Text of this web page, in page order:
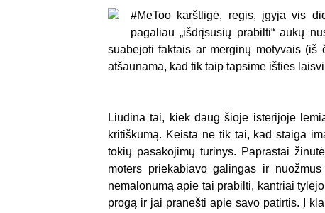
#MeToo karštligė, regis, įgyja vis
pagaliau „išdrįsusių prabilti“ aukų
suabejoti faktais ar merginų motyvais
atšaunama, kad tik taip tapsime išties
Liūdina tai, kiek daug šioje isterijoje
kritiškumą. Keista ne tik tai, kad staiga
tokių pasakojimų turinys. Paprastai
moters priekabiavo galingas ir
nemalonumą apie tai prabilti, kantriai
progą ir jai pranešti apie savo patirtis. Į